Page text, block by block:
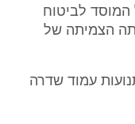
לביטוח
הצמיתה של
עמוד שדרה